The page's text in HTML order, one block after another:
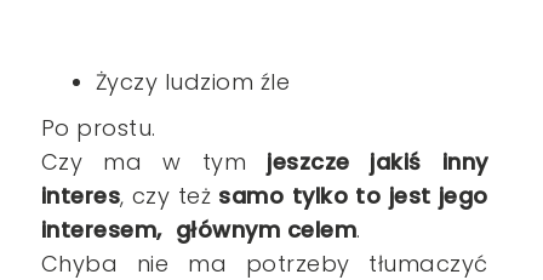
Życzy ludziom źle
Po prostu.
Czy ma w tym jeszcze jakiś inny
interes, czy też samo tylko to jest jego
interesem, głównym celem.
Chyba nie ma potrzeby tłumaczyć